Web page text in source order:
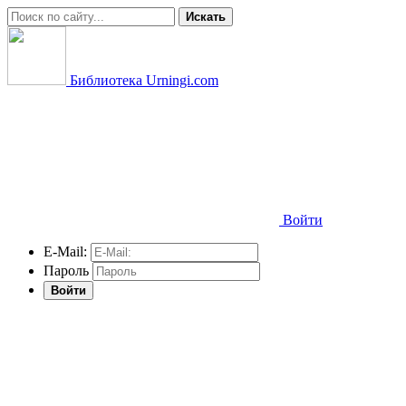
Искать
Библиотека Urningi.com
Войти
E-Mail:
Пароль
Войти